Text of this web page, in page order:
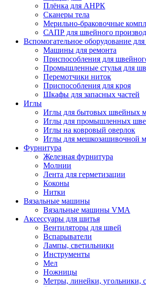
Плёнка для АНРК
Сканеры тела
Мерильно-браковочные
САПР для швейного
Вспомогательное оборудование для
Машины для ремонта
Приспособления для
Промышленные стулья для
Перемотчики ниток
Приспособления для кроя
Шкафы для запасных частей
Иглы
Иглы для бытовых швейных
Иглы для промышленных
Иглы на ковровый оверлок
Иглы для мешкозашивочной
Фурнитура
Железная фурнитура
Молнии
Лента для герметизации
Коконы
Нитки
Вязальные машины
Вязальные машины VMA
Аксессуары для шитья
Вентиляторы для швей
Вспарыватели
Лампы, светильники
Инструменты
Мел
Ножницы
Метры, линейки, угольники,